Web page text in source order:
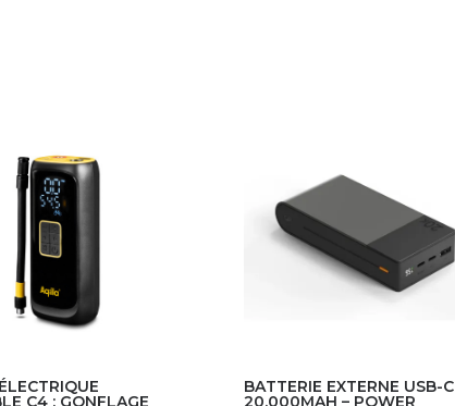
C4 : GONFLAGE
BATTERIE EXTERNE USB-C
20.000MAH – POWER